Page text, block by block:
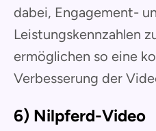
dabei, Engagement-
Leistungskennzahlen
ermöglichen so eine
Verbesserung der
6) Nilpferd-Video